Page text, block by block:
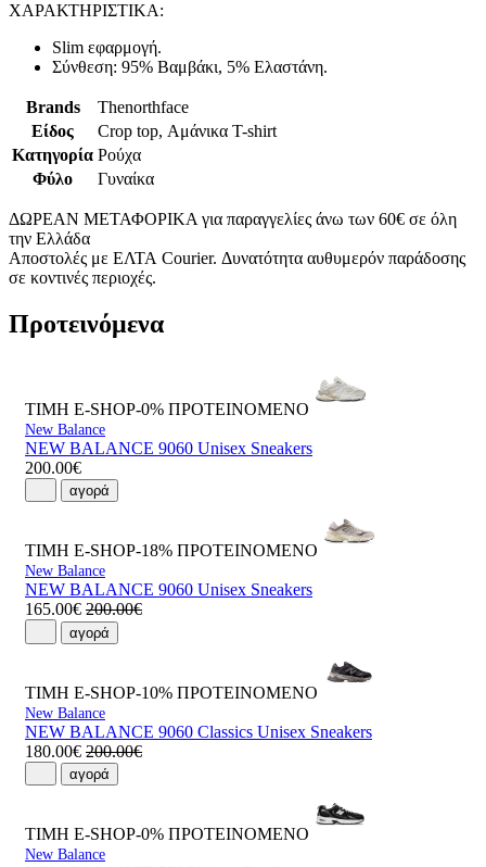
ΧΑΡΑΚΤΗΡΙΣΤΙΚΑ:
Slim εφαρμογή.
Σύνθεση: 95% Βαμβάκι, 5% Ελαστάνη.
Brands
Thenorthface
Είδος
Crop top, Αμάνικα T-shirt
Κατηγορία Ρούχα
Φύλο
Γυναίκα
ΔΩΡΕΑΝ ΜΕΤΑΦΟΡΙΚΑ για παραγγελίες άνω των 60€ σε όλη
την Ελλάδα
Αποστολές με ΕΛΤΑ Courier. Δυνατότητα αυθυμερόν παράδοσης
σε κοντινές περιοχές.
Προτεινόμενα
ΤΙΜΗ E-SHOP-0% ΠΡΟΤΕΙΝΟΜΕΝΟ
New Balance
NEW BALANCE 9060 Unisex Sneakers
200.00€
αγορά
ΤΙΜΗ E-SHOP-18% ΠΡΟΤΕΙΝΟΜΕΝΟ
New Balance
NEW BALANCE 9060 Unisex Sneakers
165.00€ 200.00€
αγορά
ΤΙΜΗ E-SHOP-10% ΠΡΟΤΕΙΝΟΜΕΝΟ
New Balance
NEW BALANCE 9060 Classics Unisex Sneakers
180.00€ 200.00€
αγορά
ΤΙΜΗ E-SHOP-0% ΠΡΟΤΕΙΝΟΜΕΝΟ
New Balance